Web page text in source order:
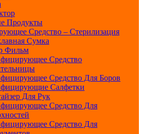
Продукты
Средство – Стерилизация
Сумка
Фильм
Средство
Средство Для Боров
Салфетки
Для Рук
Средство Для
Средство Для